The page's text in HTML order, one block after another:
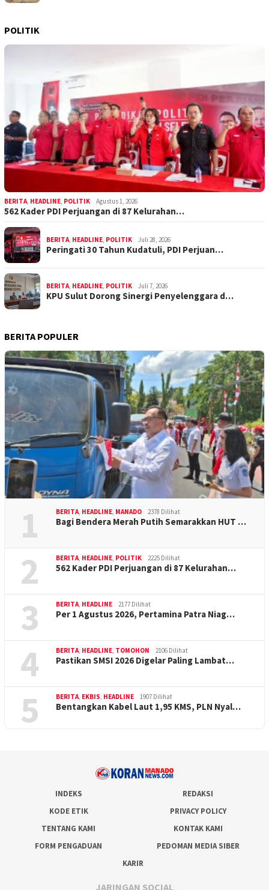
POLITIK
BERITA HEADLINE POLITIK Agustus 1, 2026
562 Kader PDI Perjuangan di 87 Kelurahan…
BERITA HEADLINE POLITIK Juli 28, 2026
Peringati 30 Tahun Kudatuli, PDI Perjuan…
BERITA HEADLINE POLITIK Juli 7, 2026
KPU Sulut Dorong Sinergi Penyelenggara d…
BERITA POPULER
1 BERITA HEADLINE MANADO 2378 Dilihat
Bagi Bendera Merah Putih Semarakkan HUT …
2 BERITA HEADLINE POLITIK 2225 Dilihat
562 Kader PDI Perjuangan di 87 Kelurahan…
3 BERITA HEADLINE 2177 Dilihat
Per 1 Agustus 2026, Pertamina Patra Niag…
4 BERITA HEADLINE TOMOHON 2106 Dilihat
Pastikan SMSI 2026 Digelar Paling Lambat…
5 BERITA EKBIS HEADLINE 1907 Dilihat
Bentangkan Kabel Laut 1,95 KMS, PLN Nyal…
INDEKS
REDAKSI
KODE ETIK
PRIVACY POLICY
TENTANG KAMI
KONTAK KAMI
FORM PENGADUAN
PEDOMAN MEDIA SIBER
KARIR
JARINGAN SOCIAL